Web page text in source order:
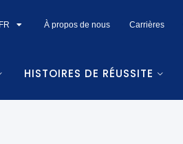
FR À propos de nous Carrières
HISTOIRES DE RÉUSSITE